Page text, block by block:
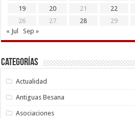
19
20 21 22
26
27 28 29
« Jul
Sep »
Categorías
Actualidad
Antiguas Besana
Asociaciones